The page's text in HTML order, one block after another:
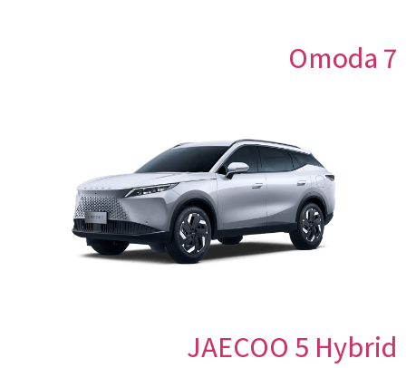
Omoda 7
JAECOO 5 Hybrid